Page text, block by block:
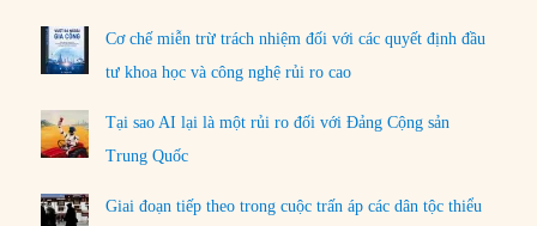
Cơ chế miễn trừ trách nhiệm đối với các quyết định đầu
tư khoa học và công nghệ rủi ro cao
Tại sao AI lại là một rủi ro đối với Đảng Cộng sản
Trung Quốc
Giai đoạn tiếp theo trong cuộc trấn áp các dân tộc thiểu